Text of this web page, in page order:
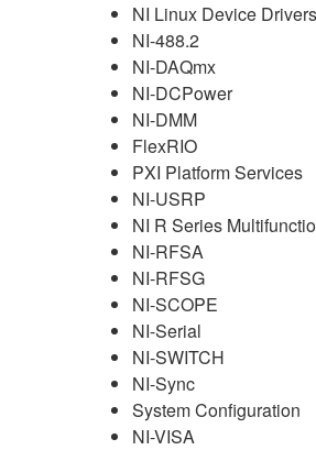
NI Linux Device Drivers
NI-488.2
NI-DAQmx
NI-DCPower
NI-DMM
FlexRIO
PXI Platform Services
NI-USRP
NI R Series
NI-RFSA
NI-RFSG
NI-SCOPE
NI-Serial
NI-SWITCH
NI-Sync
System Configuration
NI-VISA